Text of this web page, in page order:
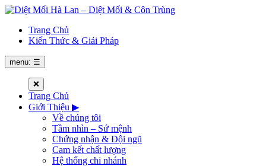
Trang Chủ
Kiến Thức & Giải Pháp
menu: ☰
❌
Trang Chủ
Giới Thiệu ▶
Về chúng tôi
Tầm nhìn – Sứ mệnh
Chứng nhận & Đội ngũ
Cam kết chất lượng
Hệ thống chi nhánh